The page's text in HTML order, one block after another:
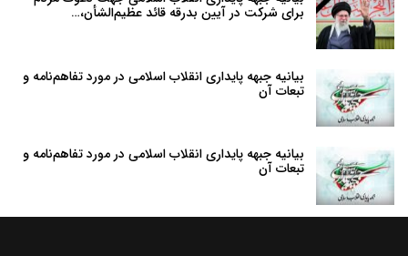
برای شرکت در آیین بدرقه قائد عظیم‌الشأن،…
بیانیه جبهه پایداری انقلاب اسلامی در مورد تفاهم‌نامه و
تبعات آن
بیانیه جبهه پایداری انقلاب اسلامی در مورد تفاهم‌نامه و
تبعات آن